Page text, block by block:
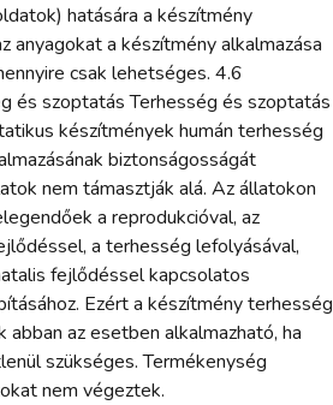
hatására a készítmény
anyagokat a készítmény alkalmazása
csak lehetséges. 4.6
és szoptatás Terhesség és szoptatás
készítmények humán terhesség
biztonságosságát
nem támasztják alá. Az állatokon
a reprodukcióval, az
a terhesség lefolyásával,
fejlődéssel kapcsolatos
Ezért a készítmény terhesség
az esetben alkalmazható, ha
szükséges. Termékenység
nem végeztek.